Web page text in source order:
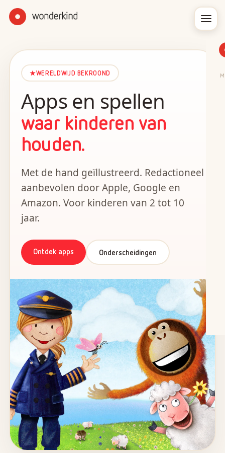
★WERELDWIJD BEKROOND
Apps en spellen
waar kinderen van
houden.
Met de hand geïllustreerd. Redactioneel
aanbevolen door Apple, Google en
Amazon. Voor kinderen van 2 tot 10
jaar.
Ontdek apps Onderscheidingen